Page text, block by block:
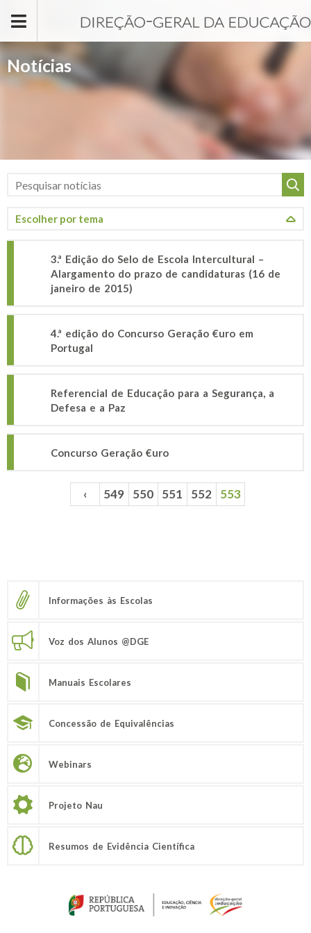
Notícias
3.ª Edição do Selo de Escola Intercultural –
Alargamento do prazo de candidaturas (16 de
janeiro de 2015)
4.ª edição do Concurso Geração €uro em
Portugal
Referencial de Educação para a Segurança, a
Defesa e a Paz
Concurso Geração €uro
‹ 549 550 551 552 553
Informações às Escolas
Voz dos Alunos @DGE
Manuais Escolares
Concessão de Equivalências
Webinars
Projeto Nau
Resumos de Evidência Científica